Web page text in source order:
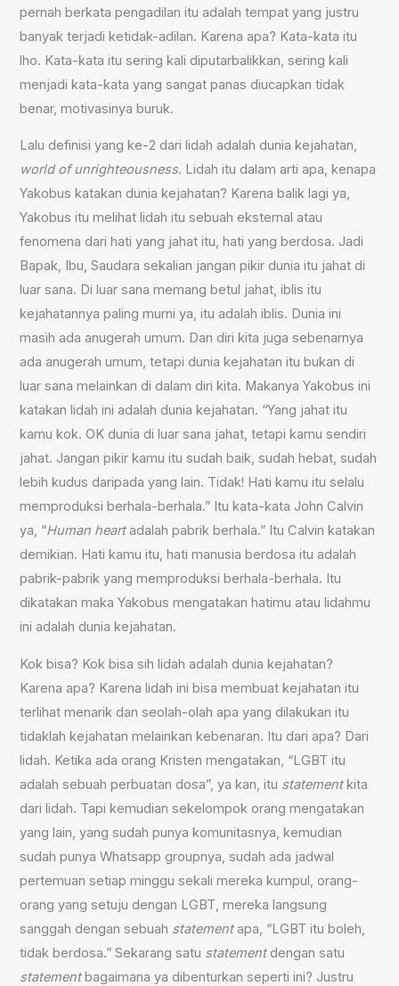
pernah berkata pengadilan itu adalah tempat yang justru
banyak terjadi ketidak-adilan. Karena apa? Kata-kata itu
lho. Kata-kata itu sering kali diputarbalikkan, sering kali
menjadi kata-kata yang sangat panas diucapkan tidak
benar, motivasinya buruk.
Lalu definisi yang ke-2 dari lidah adalah dunia kejahatan,
world of unrighteousness. Lidah itu dalam arti apa, kenapa
Yakobus katakan dunia kejahatan? Karena balik lagi ya,
Yakobus itu melihat lidah itu sebuah eksternal atau
fenomena dari hati yang jahat itu, hati yang berdosa. Jadi
Bapak, Ibu, Saudara sekalian jangan pikir dunia itu jahat di
luar sana. Di luar sana memang betul jahat, iblis itu
kejahatannya paling murni ya, itu adalah iblis. Dunia ini
masih ada anugerah umum. Dan diri kita juga sebenarnya
ada anugerah umum, tetapi dunia kejahatan itu bukan di
luar sana melainkan di dalam diri kita. Makanya Yakobus ini
katakan lidah ini adalah dunia kejahatan. “Yang jahat itu
kamu kok. OK dunia di luar sana jahat, tetapi kamu sendiri
jahat. Jangan pikir kamu itu sudah baik, sudah hebat, sudah
lebih kudus daripada yang lain. Tidak! Hati kamu itu selalu
memproduksi berhala-berhala.” Itu kata-kata John Calvin
ya, “Human heartadalah pabrik berhala.” Itu Calvin katakan
demikian. Hati kamu itu, hati manusia berdosa itu adalah
pabrik-pabrik yang memproduksi berhala-berhala. Itu
dikatakan maka Yakobus mengatakan hatimu atau lidahmu
ini adalah dunia kejahatan.
Kok bisa? Kok bisa sih lidah adalah dunia kejahatan?
Karena apa? Karena lidah ini bisa membuat kejahatan itu
terlihat menarik dan seolah-olah apa yang dilakukan itu
tidaklah kejahatan melainkan kebenaran. Itu dari apa? Dari
lidah. Ketika ada orang Kristen mengatakan, “LGBT itu
adalah sebuah perbuatan dosa”, ya kan, itu statementkita
dari lidah. Tapi kemudian sekelompok orang mengatakan
yang lain, yang sudah punya komunitasnya, kemudian
sudah punya Whatsapp groupnya, sudah ada jadwal
pertemuan setiap minggu sekali mereka kumpul, orang-
orang yang setuju dengan LGBT, mereka langsung
sanggah dengan sebuah statementapa, “LGBT itu boleh,
tidak berdosa.” Sekarang satu statementdengan satu
statementbagaimana ya dibenturkan seperti ini? Justru